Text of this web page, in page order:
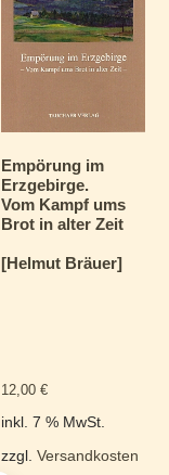
Empörung im
Erzgebirge.
Vom Kampf ums
Brot in alter Zeit
[Helmut Bräuer]
12,00 €
inkl. 7 % MwSt.
zzgl. Versandkosten